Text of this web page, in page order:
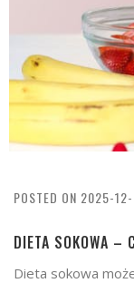
POSTED ON 2025-
DIETA SOKOWA –
Dieta sokowa